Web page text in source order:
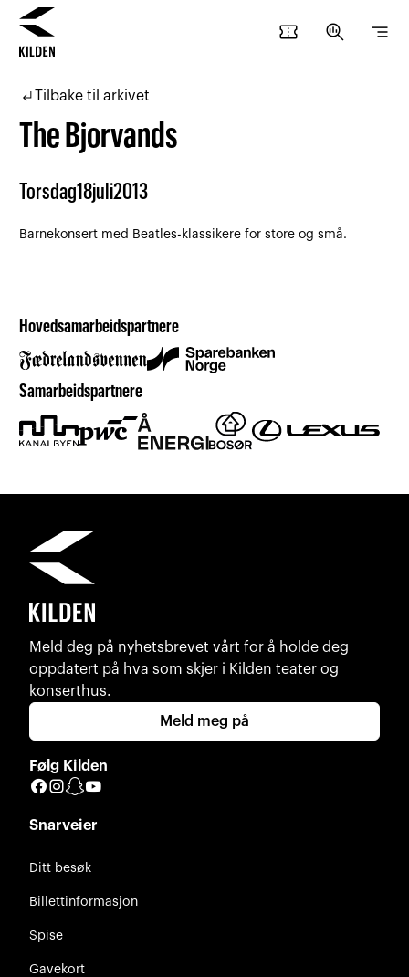
confirmation_number search_insights segment
subdirectory_arrow_leftTilbake til arkivet
The Bjorvands
Torsdag18juli2013
Barnekonsert med Beatles-klassikere for store og små.
Hovedsamarbeidspartnere
Samarbeidspartnere
Meld deg på nyhetsbrevet vårt for å holde deg
oppdatert på hva som skjer i Kilden teater og
konserthus.
Meld meg på
Følg Kilden
Facebook
Instagram
Snapchat
Snarveier
Ditt besøk
Billettinformasjon
Spise
Gavekort